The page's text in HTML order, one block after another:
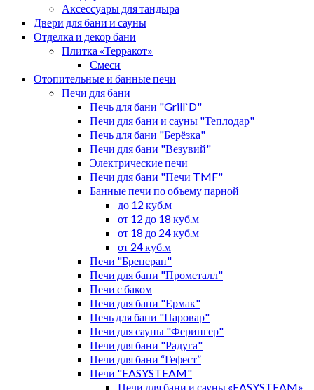
Аксессуары для тандыра
Двери для бани и сауны
Отделка и декор бани
Плитка «Терракот»
Смеси
Отопительные и банные печи
Печи для бани
Печь для бани "Grill`D"
Печи для бани и сауны "Теплодар"
Печь для бани "Берёзка"
Печи для бани "Везувий"
Электрические печи
Печи для бани "Печи TMF"
Банные печи по объему парной
до 12 куб.м
от 12 до 18 куб.м
от 18 до 24 куб.м
от 24 куб.м
Печи "Бренеран"
Печи для бани "Прометалл"
Печи с баком
Печи для бани "Ермак"
Печь для бани "Паровар"
Печи для сауны "Ферингер"
Печи для бани "Радуга"
Печи для бани “Гефест”
Печи "EASYSTEAM"
Печи для бани и сауны «EASYSTEAM»